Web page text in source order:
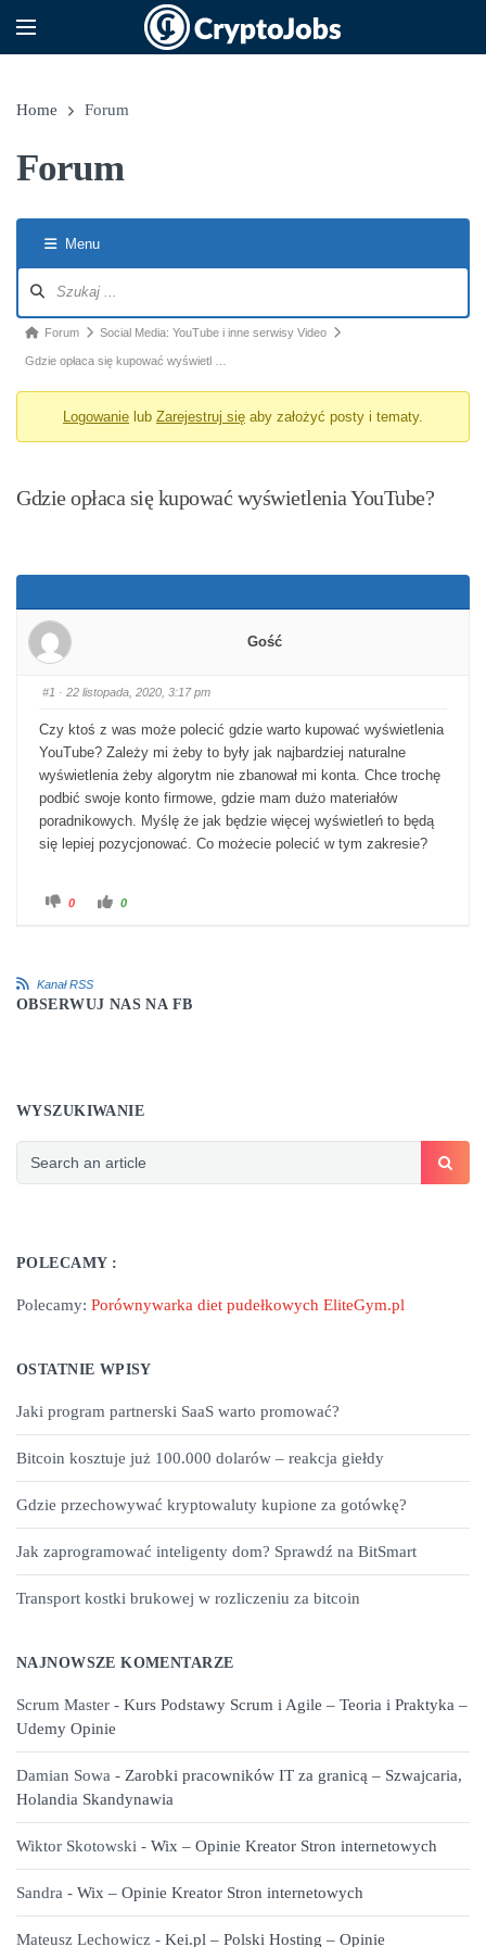
Home Forum
Forum
Menu
Ścieżka forum - jesteś tutaj:
Forum Social Media: YouTube i inne serwisy Video
Gdzie opłaca się kupować wyświetl …
Logowanie lub Zarejestruj się aby założyć posty i tematy.
Gdzie opłaca się kupować wyświetlenia YouTube?
Gość
#1 · 22 listopada, 2020, 3:17 pm
Czy ktoś z was może polecić gdzie warto kupować wyświetlenia
YouTube? Zależy mi żeby to były jak najbardziej naturalne
wyświetlenia żeby algorytm nie zbanował mi konta. Chce trochę
podbić swoje konto firmowe, gdzie mam dużo materiałów
poradnikowych. Myślę że jak będzie więcej wyświetleń to będą
się lepiej pozycjonować. Co możecie polecić w tym zakresie?
Kliknij dla kciuka w dół.
0 Kliknij dla kciuka w górę.
0
Kanał RSS
OBSERWUJ NAS NA FB
WYSZUKIWANIE
POLECAMY :
Polecamy: Porównywarka diet pudełkowych EliteGym.pl
OSTATNIE WPISY
Jaki program partnerski SaaS warto promować?
Bitcoin kosztuje już 100.000 dolarów – reakcja giełdy
Gdzie przechowywać kryptowaluty kupione za gotówkę?
Jak zaprogramować inteligenty dom? Sprawdź na BitSmart
Transport kostki brukowej w rozliczeniu za bitcoin
NAJNOWSZE KOMENTARZE
Scrum Master - Kurs Podstawy Scrum i Agile – Teoria i Praktyka –
Udemy Opinie
Damian Sowa - Zarobki pracowników IT za granicą – Szwajcaria,
Holandia Skandynawia
Wiktor Skotowski - Wix – Opinie Kreator Stron internetowych
Sandra - Wix – Opinie Kreator Stron internetowych
Mateusz Lechowicz - Kei.pl – Polski Hosting – Opinie